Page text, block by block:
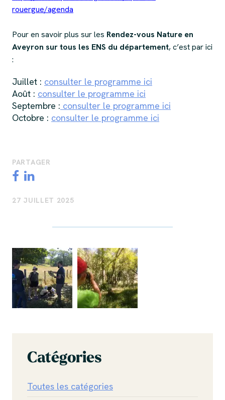
rouergue/agenda
Pour en savoir plus sur les Rendez-vous Nature en
Aveyron sur tous les ENS du département, c’est par ici
:
Juillet : consulter le programme ici
Août : consulter le programme ici
Septembre : consulter le programme ici
Octobre : consulter le programme ici
PARTAGER
27 JUILLET 2025
Catégories
Toutes les catégories